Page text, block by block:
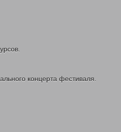
концерта фестиваля.